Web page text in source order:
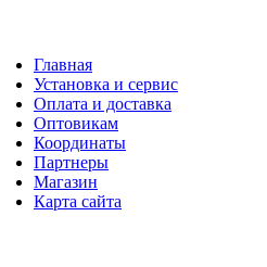
Главная
Установка и сервис
Оплата и доставка
Оптовикам
Координаты
Партнеры
Магазин
Карта сайта